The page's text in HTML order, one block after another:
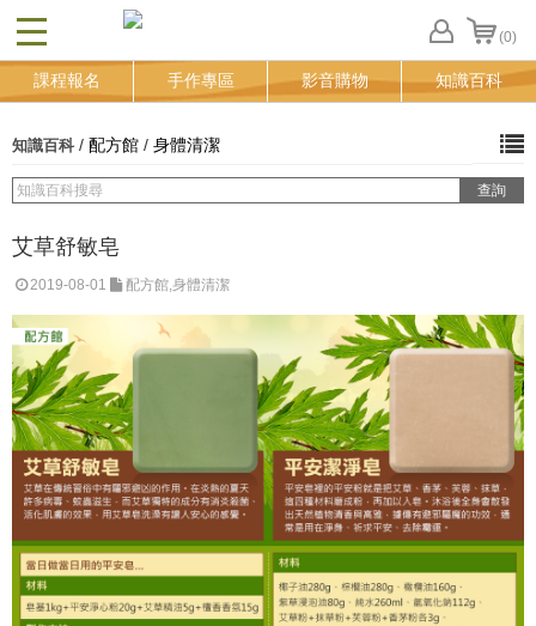
CLOSE (0)
FB
登
清
單
課程報名 手作專區 影音購物 知識百科
知識百科 / 配方館 / 身體清潔
艾草舒敏皂
2019-08-01 配方館,身體清潔